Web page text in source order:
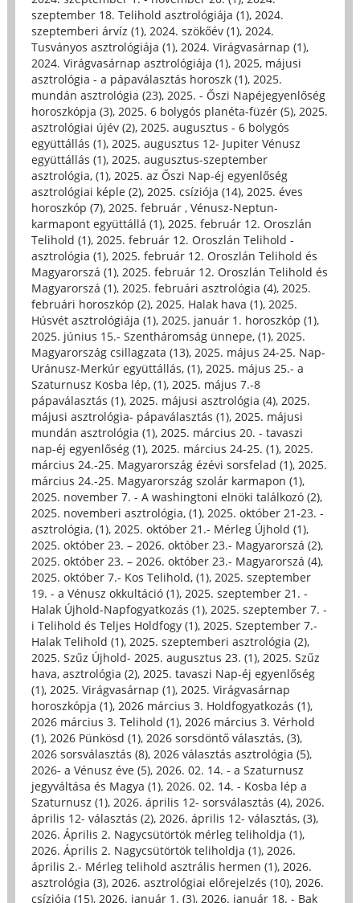
szeptember 18. Telihold asztrológiája (1), 2024.
szeptemberi árvíz (1), 2024. szökőév (1), 2024.
Tusványos asztrológiája (1), 2024. Virágvasárnap (1),
2024. Virágvasárnap asztrológiája (1), 2025, májusi
asztrológia - a pápaválasztás horoszk (1), 2025.
mundán asztrológia (23), 2025. - Őszi Napéjegyenlőség
horoszkópja (3), 2025. 6 bolygós planéta-füzér (5), 2025.
asztrológiai újév (2), 2025. augusztus - 6 bolygós
együttállás (1), 2025. augusztus 12- Jupiter Vénusz
együttállás (1), 2025. augusztus-szeptember
asztrológia, (1), 2025. az Őszi Nap-éj egyenlőség
asztrológiai képle (2), 2025. csíziója (14), 2025. éves
horoszkóp (7), 2025. február , Vénusz-Neptun-
karmapont együttállá (1), 2025. február 12. Oroszlán
Telihold (1), 2025. február 12. Oroszlán Telihold -
asztrológia (1), 2025. február 12. Oroszlán Telihold és
Magyarorszá (1), 2025. február 12. Oroszlán Telihold és
Magyarorszá (1), 2025. februári asztrológia (4), 2025.
februári horoszkóp (2), 2025. Halak hava (1), 2025.
Húsvét asztrológiája (1), 2025. január 1. horoszkóp (1),
2025. június 15.- Szentháromság ünnepe, (1), 2025.
Magyarország csillagzata (13), 2025. május 24-25. Nap-
Uránusz-Merkúr együttállás, (1), 2025. május 25.- a
Szaturnusz Kosba lép, (1), 2025. május 7.-8
pápaválasztás (1), 2025. májusi asztrológia (4), 2025.
májusi asztrológia- pápaválasztás (1), 2025. májusi
mundán asztrológia (1), 2025. március 20. - tavaszi
nap-éj egyenlőség (1), 2025. március 24-25. (1), 2025.
március 24.-25. Magyarország ézévi sorsfelad (1), 2025.
március 24.-25. Magyarország szolár karmapon (1),
2025. november 7. - A washingtoni elnöki találkozó (2),
2025. novemberi asztrológia, (1), 2025. október 21-23. -
asztrológia, (1), 2025. október 21.- Mérleg Újhold (1),
2025. október 23. – 2026. október 23.- Magyarorszá (2),
2025. október 23. – 2026. október 23.- Magyarorszá (4),
2025. október 7.- Kos Telihold, (1), 2025. szeptember
19. - a Vénusz okkultáció (1), 2025. szeptember 21. -
Halak Újhold-Napfogyatkozás (1), 2025. szeptember 7. -
i Telihold és Teljes Holdfogy (1), 2025. Szeptember 7.-
Halak Telihold (1), 2025. szeptemberi asztrológia (2),
2025. Szűz Újhold- 2025. augusztus 23. (1), 2025. Szűz
hava, asztrológia (2), 2025. tavaszi Nap-éj egyenlőség
(1), 2025. Virágvasárnap (1), 2025. Virágvasárnap
horoszkópja (1), 2026 március 3. Holdfogyatkozás (1),
2026 március 3. Telihold (1), 2026 március 3. Vérhold
(1), 2026 Pünkösd (1), 2026 sorsdöntő választás, (3),
2026 sorsválasztás (8), 2026 választás asztrológia (5),
2026- a Vénusz éve (5), 2026. 02. 14. - a Szaturnusz
jegyváltása és Magya (1), 2026. 02. 14. - Kosba lép a
Szaturnusz (1), 2026. április 12- sorsválasztás (4), 2026.
április 12- választás (2), 2026. április 12- választás, (3),
2026. Április 2. Nagycsütörtök mérleg teliholdja (1),
2026. Április 2. Nagycsütörtök teliholdja (1), 2026.
április 2.- Mérleg telihold asztrális hermen (1), 2026.
asztrológia (3), 2026. asztrológiai előrejelzés (10), 2026.
csíziója (15), 2026. január 1. (3), 2026. január 18. - Bak